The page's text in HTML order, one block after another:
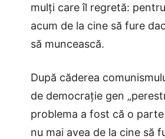
mulți care îl regretă:
acum de la cine să fure
să muncească.
După căderea
de democrație gen
problema a fost că o
nu mai avea de la cine să